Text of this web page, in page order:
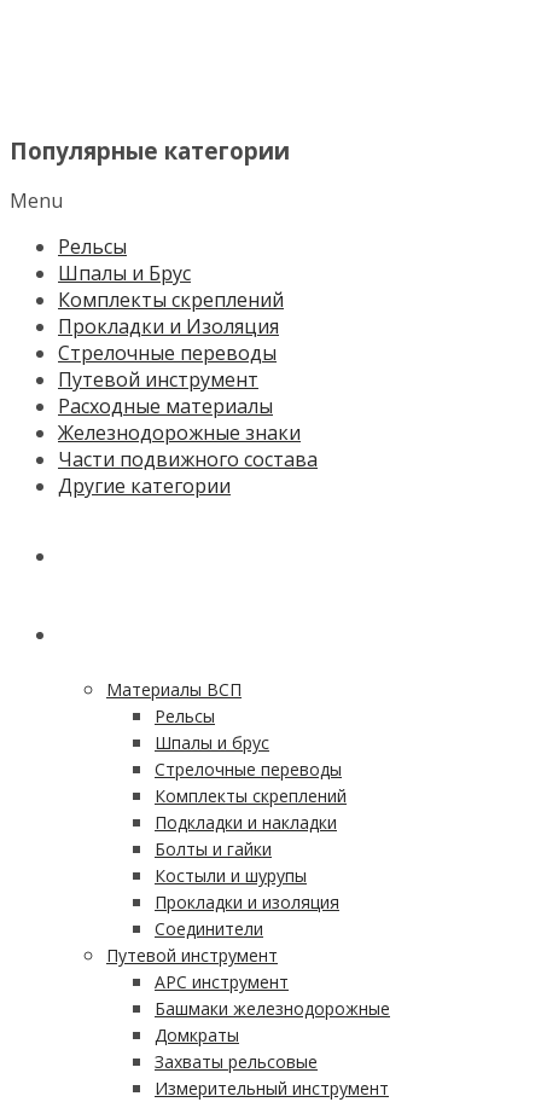
Популярные категории
Menu
Рельсы
Шпалы и Брус
Комплекты скреплений
Прокладки и Изоляция
Стрелочные переводы
Путевой инструмент
Расходные материалы
Железнодорожные знаки
Части подвижного состава
Другие категории
Материалы ВСП
Рельсы
Шпалы и брус
Стрелочные переводы
Комплекты скреплений
Подкладки и накладки
Болты и гайки
Костыли и шурупы
Прокладки и изоляция
Соединители
Путевой инструмент
АРС инструмент
Башмаки железнодорожные
Домкраты
Захваты рельсовые
Измерительный инструмент